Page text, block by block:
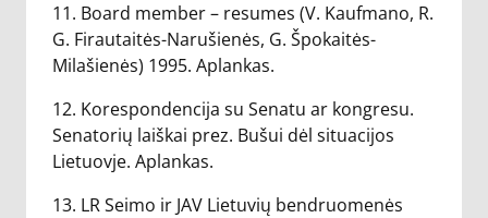
11. Board member – resumes (V. Kaufmano, R.
G. Firautaitės-Narušienės, G. Špokaitės-
Milašienės) 1995. Aplankas.
12. Korespondencija su Senatu ar kongresu.
Senatorių laiškai prez. Bušui dėl situacijos
Lietuovje. Aplankas.
13. LR Seimo ir JAV Lietuvių bendruomenės